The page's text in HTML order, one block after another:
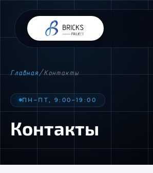
Главная/Контакты
ПН–ПТ, 9:00–19:00
Контакты